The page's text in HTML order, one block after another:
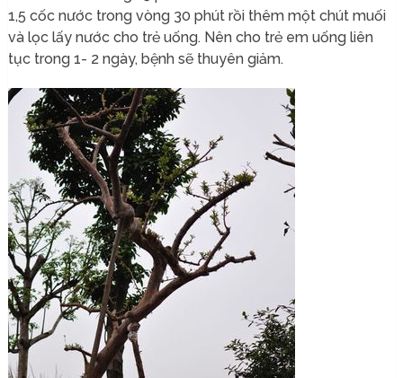
1,5 cốc nước trong vòng 30 phút rồi thêm một chút muối
và lọc lấy nước cho trẻ uống. Nên cho trẻ em uống liên
tục trong 1- 2 ngày, bệnh sẽ thuyên giảm.